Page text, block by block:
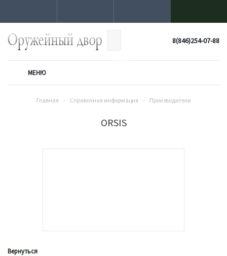
8(846)254-07-88
МЕНЮ
Главная - Справочная информация - Производители
ORSIS
Вернуться